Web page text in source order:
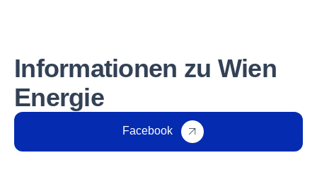
Informationen zu Wien
Energie
Facebook